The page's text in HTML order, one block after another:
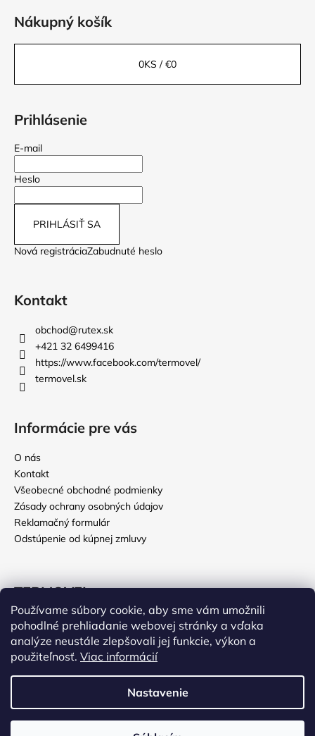
Používame súbory cookie, aby sme vám umožnili
pohodlné prehliadanie webovej stránky a vďaka
analýze neustále zlepšovali jej funkcie, výkon a
použiteľnosť. Viac informácií
Nastavenie
nebudeme z dôvodu celozávodnej dovolenky expedovať
objednávky. Posledný expedičný deň je 24. júla 2026. Všetky
objednávky prijaté počas dovolenky odošleme hneď 10. augusta
Nákupný košík
0KS /€0
Prihlásenie
E-mail
Heslo
PRIHLÁSIŤ SA
Nová registráciaZabudnuté heslo
Kontakt
obchod@rutex.sk
+421 32 6499416
https://www.facebook.com/termovel/
termovel.sk
Informácie pre vás
O nás
Kontakt
Všeobecné obchodné podmienky
Zásady ochrany osobných údajov
Reklamačný formulár
Odstúpenie od kúpnej zmluvy
TERMOVEL
Deň otcov
EKO legíny
Poľovnícke oblečenie